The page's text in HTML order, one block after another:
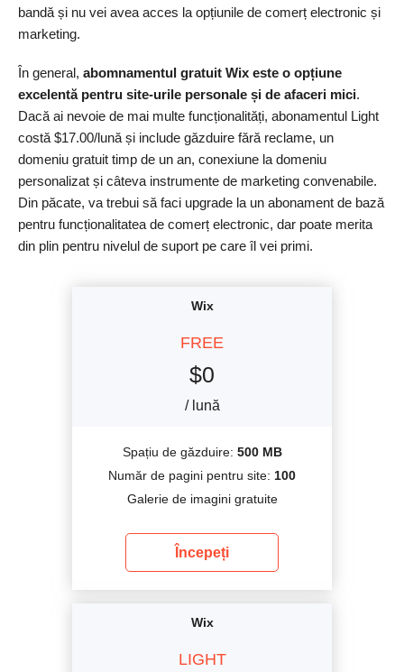
bandă și nu vei avea acces la opțiunile de comerț electronic și
marketing.
În general, abomnamentul gratuit Wix este o opțiune
excelentă pentru site-urile personale și de afaceri mici.
Dacă ai nevoie de mai multe funcționalități, abonamentul Light
costă $17.00/lună și include găzduire fără reclame, un
domeniu gratuit timp de un an, conexiune la domeniu
personalizat și câteva instrumente de marketing convenabile.
Din păcate, va trebui să faci upgrade la un abonament de bază
pentru funcționalitatea de comerț electronic, dar poate merita
din plin pentru nivelul de suport pe care îl vei primi.
Wix
FREE
$0
/ lună
Spațiu de găzduire: 500 MB
Număr de pagini pentru site: 100
Galerie de imagini gratuite
Începeți
Wix
LIGHT